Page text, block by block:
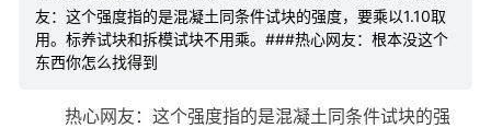
友：这个强度指的是混凝土同条件试块的强度，要乘以1.10取
用。标养试块和拆模试块不用乘。###热心网友：根本没这个
东西你怎么找得到
热心网友：这个强度指的是混凝土同条件试块的强